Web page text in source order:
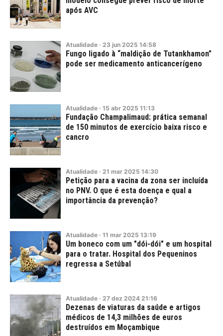
após AVC
Atualidade · 23 jun 2025 14:58
Fungo ligado à “maldição de Tutankhamon”
pode ser medicamento anticancerígeno
Atualidade · 15 abr 2025 11:13
Fundação Champalimaud: prática semanal
de 150 minutos de exercício baixa risco e
cancro
Atualidade · 21 mar 2025 14:30
Petição para a vacina da zona ser incluída
no PNV. O que é esta doença e qual a
importância da prevenção?
Atualidade · 11 mar 2025 13:19
Um boneco com um "dói-dói" e um hospital
para o tratar. Hospital dos Pequeninos
regressa a Setúbal
Atualidade · 27 dez 2024 21:16
Dezenas de viaturas da saúde e artigos
médicos de 14,3 milhões de euros
destruídos em Moçambique